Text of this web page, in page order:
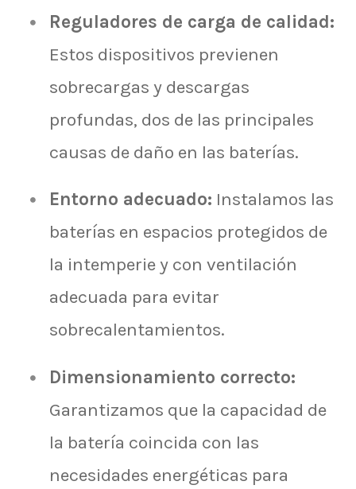
Reguladores de carga de calidad:
Estos dispositivos previenen
sobrecargas y descargas
profundas, dos de las principales
causas de daño en las baterías.
Entorno adecuado: Instalamos las
baterías en espacios protegidos de
la intemperie y con ventilación
adecuada para evitar
sobrecalentamientos.
Dimensionamiento correcto:
Garantizamos que la capacidad de
la batería coincida con las
necesidades energéticas para